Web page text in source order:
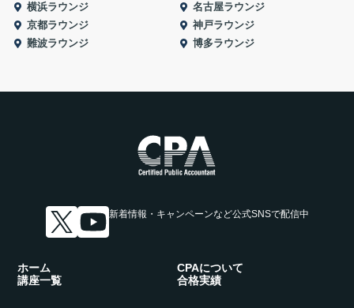
横浜ラウンジ
名古屋ラウンジ
京都ラウンジ
神戸ラウンジ
難波ラウンジ
博多ラウンジ
新着情報・キャンペーンなど公式SNSで配信中
ホーム
CPAについて
講座一覧
合格実績